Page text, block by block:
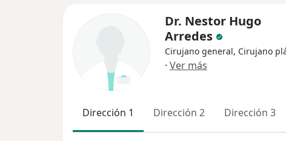
Dr. Nestor Hugo
Arredes
Cirujano general, Cirujano
· Ver más
Dirección 1 Dirección 2 Dirección 3